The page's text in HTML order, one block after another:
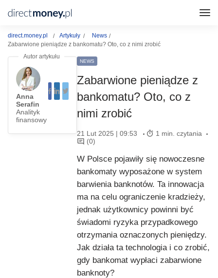
direct.money.pl Artykuły
News
Zabarwione pieniądze z bankomatu? Oto, co z nimi zrobić
Anna
Serafin
Analityk
finansowy
NEWS
Zabarwione pieniądze z
bankomatu? Oto, co z
nimi zrobić
21 Lut 2025 | 09:53
1 min. czytania
(0)
W Polsce pojawiły się nowoczesne
bankomaty wyposażone w system
barwienia banknotów. Ta innowacja
ma na celu ograniczenie kradzieży,
jednak użytkownicy powinni być
świadomi ryzyka przypadkowego
otrzymania oznaczonych pieniędzy.
Jak działa ta technologia i co zrobić,
gdy bankomat wypłaci zabarwione
banknoty?